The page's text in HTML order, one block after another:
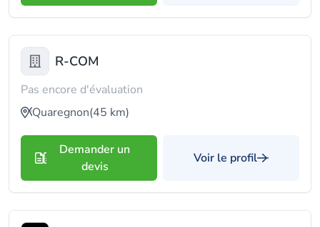
R-COM
Pas encore d'évaluation
Quaregnon(45 km)
Demander un
devis
Voir le profil